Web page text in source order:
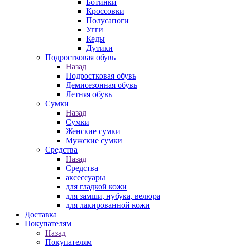
Ботинки
Кроссовки
Полусапоги
Угги
Кеды
Дутики
Подростковая обувь
Назад
Подростковая обувь
Демисезонная обувь
Летняя обувь
Сумки
Назад
Сумки
Женские сумки
Мужские сумки
Средства
Назад
Средства
аксессуары
для гладкой кожи
для замши, нубука, велюра
для лакированной кожи
Доставка
Покупателям
Назад
Покупателям